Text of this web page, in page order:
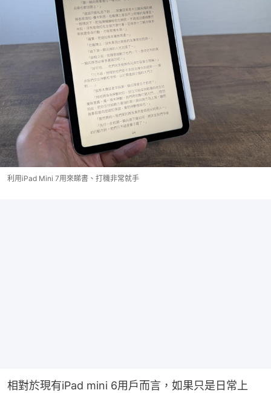
利用iPad Mini 7用來睇書、打機非常就手
相對於現有iPad mini 6用戶而言，如果只是日常上